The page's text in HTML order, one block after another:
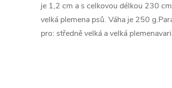
je 1,2 cm a s celkovou délkou 230
velká plemena psů. Váha je 250
pro: středně velká a velká